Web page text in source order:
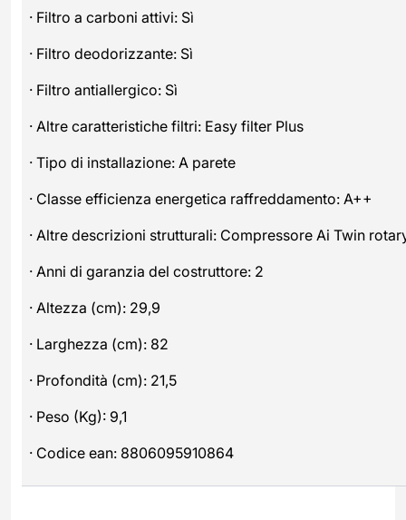
· Filtro a carboni attivi: Sì
· Filtro deodorizzante: Sì
· Filtro antiallergico: Sì
· Altre caratteristiche filtri: Easy filter Plus
· Tipo di installazione: A parete
· Classe efficienza energetica raffreddamento: A++
· Altre descrizioni strutturali: Compressore Ai Twin
· Anni di garanzia del costruttore: 2
· Altezza (cm): 29,9
· Larghezza (cm): 82
· Profondità (cm): 21,5
· Peso (Kg): 9,1
· Codice ean: 8806095910864